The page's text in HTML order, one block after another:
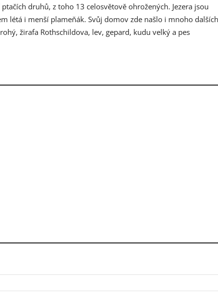
druhů, z toho 13 celosvětově ohrožených. Jezera jsou
létá i menší plameňák. Svůj domov zde našlo i mnoho dalších
žirafa Rothschildova, lev, gepard, kudu velký a pes